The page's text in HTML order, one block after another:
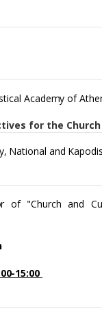
Academy of
for the Church
National and
of "Church and
15:00